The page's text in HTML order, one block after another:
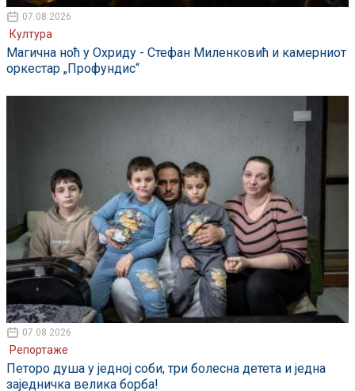
07.08.2026
Култура
Магична ноћ у Охриду - Стефан Миленковић и камерниот
оркестар „Профундис“
07.08.2026
Репортаже
Петоро душа у једној соби, три болесна детета и једна
заједничка велика борба!